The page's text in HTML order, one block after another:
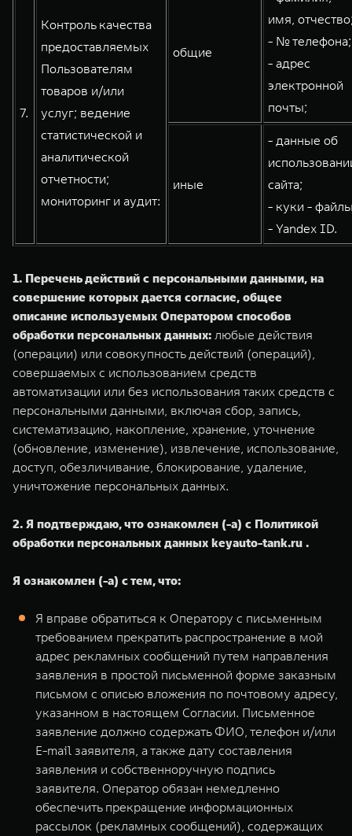
7.
Контроль качества
предоставляемых
Пользователям
товаров и/или
услуг; ведение
статистической и
аналитической
отчетности;
мониторинг и аудит:
общие
имя,
- № телефона;
- адрес
электронной
почты;
иные
- данные об
сайта;
- куки -
- Yandex ID.
1. Перечень действий с персональными данными, на
совершение которых дается согласие, общее
описание используемых Оператором способов
обработки персональных данных: любые действия
(операции) или совокупность действий (операций),
совершаемых с использованием средств
автоматизации или без использования таких средств с
персональными данными, включая сбор, запись,
систематизацию, накопление, хранение, уточнение
(обновление, изменение), извлечение, использование,
доступ, обезличивание, блокирование, удаление,
уничтожение персональных данных.
2. Я подтверждаю, что ознакомлен (-а) с Политикой
обработки персональных данных keyauto-tank.ru .
Я ознакомлен (-а) с тем, что:
Я вправе обратиться к Оператору с письменным
требованием прекратить распространение в мой
адрес рекламных сообщений путем направления
заявления в простой письменной форме заказным
письмом с описью вложения по почтовому адресу,
указанном в настоящем Согласии. Письменное
заявление должно содержать ФИО, телефон и/или
E-mail заявителя, а также дату составления
заявления и собственноручную подпись
заявителя. Оператор обязан немедленно
обеспечить прекращение информационных
рассылок (рекламных сообщений), содержащих